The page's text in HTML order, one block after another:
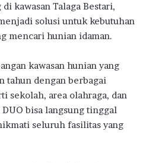
kawasan Talaga Bestari,
solusi untuk kebutuhan
mencari hunian idaman.
kawasan hunian yang
tahun dengan berbagai
sekolah, area olahraga, dan
bisa langsung tinggal
seluruh fasilitas yang